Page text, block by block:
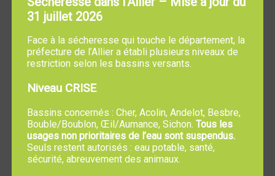
Intendants ont permis de placer le village à la
croisée des grands chemins de la France,
assurant ainsi sa pérennité économique.
Le site est habité dès l'époque gallo-romaine,
au bord de l'Allier. Elle était une paroisse du
de l'abbaye de Cluny.
Avant la révolution de 1789, cinq grands fiefs
composaient son territoire: Démoret, Avrilly, les
31 juillet 2026
Face à la sécheresse qui touche le département, la
préfecture de l’Allier a établi plusieurs niveaux de
restriction selon les bassins versants.
Niveau CRISE
Bassins concernés : Cher, Acolin, Andelot, Besbre,
Bouble/Boublon, Œil/Aumance, Sichon. Tous les
usages non prioritaires de l’eau sont suspendus.
Seuls restent autorisés : eau potable, santé,
sécurité, abreuvement des animaux.